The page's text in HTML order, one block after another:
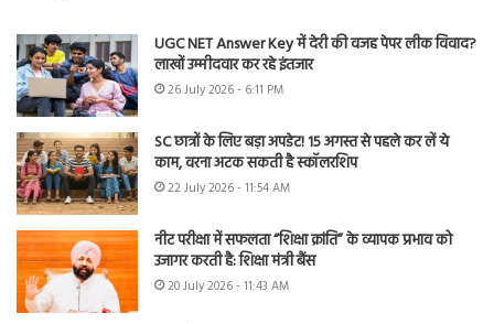
UGC NET Answer Key में देरी की वजह पेपर लीक विवाद?
लाखों उम्मीदवार कर रहे इंतजार
26 July 2026 - 6:11 PM
SC छात्रों के लिए बड़ा अपडेट! 15 अगस्त से पहले कर लें ये
काम, वरना अटक सकती है स्कॉलरशिप
22 July 2026 - 11:54 AM
नीट परीक्षा में सफलता “शिक्षा क्रांति” के व्यापक प्रभाव को
उजागर करती है: शिक्षा मंत्री बैंस
20 July 2026 - 11:43 AM